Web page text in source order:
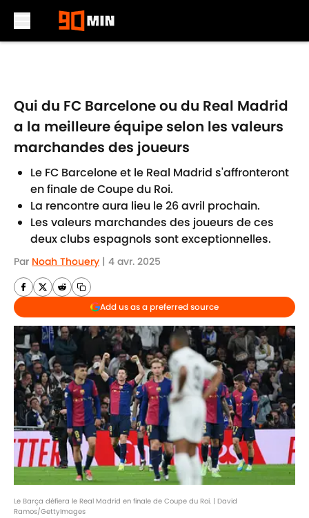
Qui du FC Barcelone ou du Real Madrid
a la meilleure équipe selon les valeurs
marchandes des joueurs
Le FC Barcelone et le Real Madrid s'affronteront
en finale de Coupe du Roi.
La rencontre aura lieu le 26 avril prochain.
Les valeurs marchandes des joueurs de ces
deux clubs espagnols sont exceptionnelles.
Par Noah Thouery | 4 avr. 2025
Add us as a preferred source
Le Barça défiera le Real Madrid en finale de Coupe du Roi. | David
Ramos/GettyImages